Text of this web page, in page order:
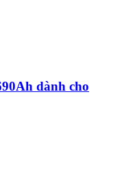
dành cho